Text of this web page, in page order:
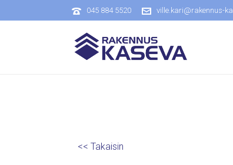
045 884 5520 ville.kari@rakennus-
<< Takaisin